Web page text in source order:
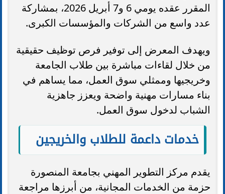
المقرر عقده يومي 6 و7 أبريل 2026، بمشاركة
عدد واسع من الشركات والمؤسسات الكبرى.
ويهدف المعرض إلى توفير فرص توظيف حقيقية
من خلال لقاءات مباشرة بين طلاب الجامعة
وخريجيها وممثلي سوق العمل، مما يساهم في
بناء مسارات مهنية واضحة ويعزز جاهزية
الشباب لدخول سوق العمل.
خدمات داعمة للطلاب والخريجين
يقدم مركز التطوير المهني بجامعة المنصورة
حزمة من الخدمات المجانية، من أبرزها مراجعة